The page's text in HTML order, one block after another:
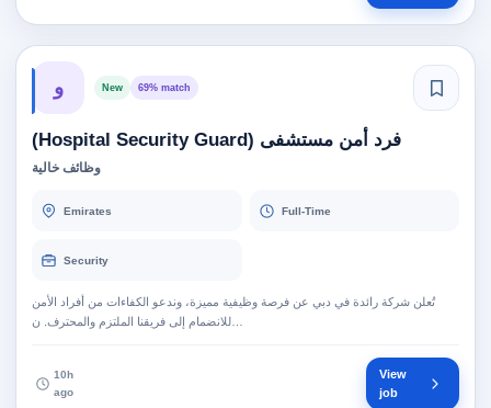
و New 69% match
فرد أمن مستشفى (Hospital Security Guard)
وظائف خالية
Emirates Full-Time
Security
تُعلن شركة رائدة في دبي عن فرصة وظيفية مميزة، وندعو الكفاءات من أفراد الأمن
10h
ago
View
job